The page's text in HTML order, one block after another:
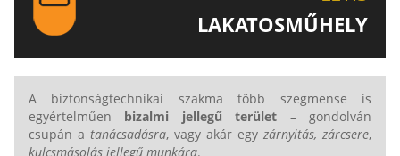
LAKATOSMŰHELY
A biztonságtechnikai szakma több szegmense is
egyértelműen bizalmi jellegű terület – gondolván
csupán a tanácsadásra, vagy akár egy zárnyitás, zárcsere,
kulcsmásolás jellegű munkára.